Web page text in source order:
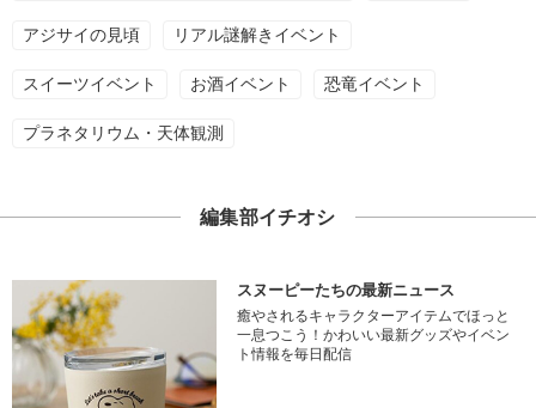
アジサイの見頃 リアル謎解きイベント
スイーツイベント お酒イベント 恐竜イベント
プラネタリウム・天体観測
編集部イチオシ
スヌーピーたちの最新ニュース
癒やされるキャラクターアイテムでほっと
一息つこう！かわいい最新グッズやイベン
ト情報を毎日配信